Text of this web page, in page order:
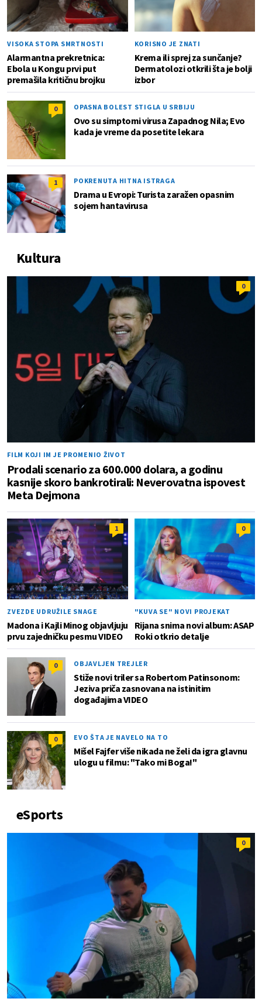
VISOKA STOPA SMRTNOSTI
Alarmantna prekretnica:
Ebola u Kongu prvi put
premašila kritičnu brojku
KORISNO JE ZNATI
Krema ili sprej za sunčanje?
Dermatolozi otkrili šta je bolji
izbor
0 OPASNA BOLEST STIGLA U SRBIJU
Ovo su simptomi virusa Zapadnog Nila; Evo
kada je vreme da posetite lekara
1 POKRENUTA HITNA ISTRAGA
Drama u Evropi: Turista zaražen opasnim
sojem hantavirusa
Kultura
0
FILM KOJI IM JE PROMENIO ŽIVOT
Prodali scenario za 600.000 dolara, a godinu
kasnije skoro bankrotirali: Neverovatna ispovest
Meta Dejmona
1
ZVEZDE UDRUŽILE SNAGE
Madona i Kajli Minog objavljuju
prvu zajedničku pesmu VIDEO
0
"KUVA SE" NOVI PROJEKAT
Rijana snima novi album: ASAP
Roki otkrio detalje
0 OBJAVLJEN TREJLER
Stiže novi triler sa Robertom Patinsonom:
Jeziva priča zasnovana na istinitim
događajima VIDEO
0 EVO ŠTA JE NAVELO NA TO
Mišel Fajfer više nikada ne želi da igra glavnu
ulogu u filmu: "Tako mi Boga!"
eSports
0